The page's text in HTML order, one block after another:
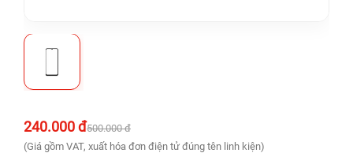
240.000 đ500.000 đ
(Giá gồm VAT, xuất hóa đơn điện tử đúng tên linh kiện)